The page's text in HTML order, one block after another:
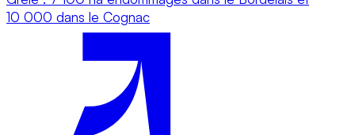
10 000 dans le Cognac